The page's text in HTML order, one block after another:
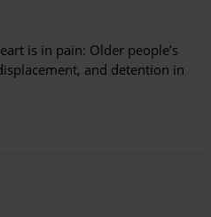
is in pain: Older people’s
and detention in